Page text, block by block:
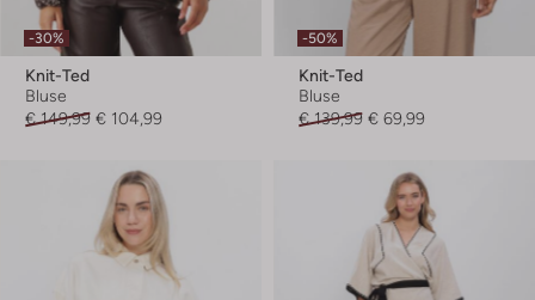
-30%
Knit-Ted
Bluse
€ 149,99 € 104,99
-50%
Knit-Ted
Bluse
€ 139,99 € 69,99